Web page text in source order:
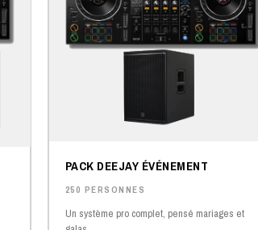
PACK DEEJAY ÉVÉNEMENT
250 PERSONNES
Un système pro complet, pensé mariages et